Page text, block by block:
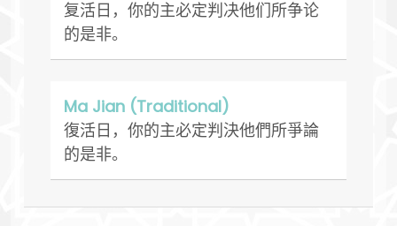
复活日，你的主必定判决他们所争论
的是非。
Ma Jian (Traditional)
復活日，你的主必定判決他們所爭論
的是非。